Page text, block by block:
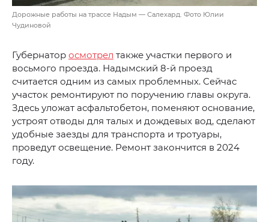
Дорожные работы на трассе Надым — Салехард. Фото Юлии
Чудиновой
Губернатор осмотрел также участки первого и
восьмого проезда. Надымский 8-й проезд
считается одним из самых проблемных. Сейчас
участок ремонтируют по поручению главы округа.
Здесь уложат асфальтобетон, поменяют основание,
устроят отводы для талых и дождевых вод, сделают
удобные заезды для транспорта и тротуары,
проведут освещение. Ремонт закончится в 2024
году.